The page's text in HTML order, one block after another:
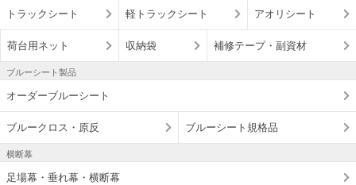
トラックシート 軽トラックシート アオリシート
荷台用ネット 収納袋 補修テープ・副資材
ブルーシート製品
オーダーブルーシート
ブルークロス・原反 ブルーシート規格品
横断幕
足場幕・垂れ幕・横断幕